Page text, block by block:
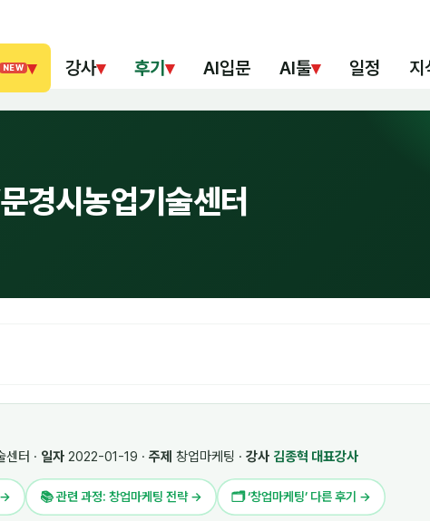
NEW ▾ 강사▾ 후기 ▾ AI입문 AI툴▾ 일정 지
경시농업기술센터
센터 · 일자 2022-01-19 · 주제 창업마케팅 · 강사 김종혁 대표강사
→ 📚 관련 과정: 창업마케팅 전략 → 🗂 ‘창업마케팅’ 다른 후기 →